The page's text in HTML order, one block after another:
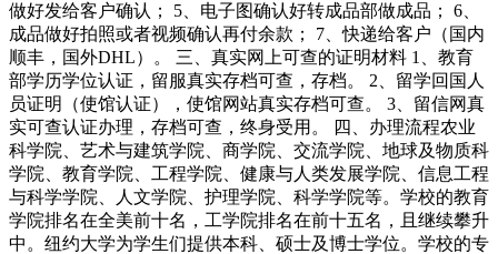
做好发给客户确认； 5、电子图确认好转成品部做成品； 6、
成品做好拍照或者视频确认再付余款； 7、快递给客户（国内
顺丰，国外DHL）。 三、真实网上可查的证明材料 1、教育
部学历学位认证，留服真实存档可查，存档。 2、留学回国人
员证明（使馆认证），使馆网站真实存档可查。 3、留信网真
实可查认证办理，存档可查，终身受用。 四、办理流程农业
科学院、艺术与建筑学院、商学院、交流学院、地球及物质科
学院、教育学院、工程学院、健康与人类发展学院、信息工程
与科学学院、人文学院、护理学院、科学学院等。学校的教育
学院排名在全美前十名，工学院排名在前十五名，且继续攀升
中。纽约大学为学生们提供本科、硕士及博士学位。学校的专